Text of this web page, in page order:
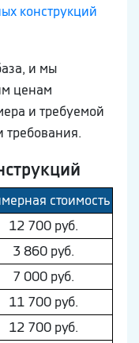
конструкций
и мы
ценам
и требуемой
стоимость
12 700 руб.
3 860 руб.
7 000 руб.
11 700 руб.
12 700 руб.